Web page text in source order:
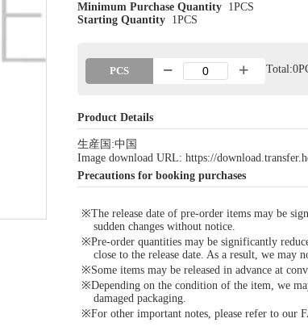
Minimum Purchase Quantity
1PCS
Starting Quantity
1PCS
PCS
Product Details
生産国:中国
Image download URL: https://
Precautions for booking purchases
※The release date of pre-order items may be
sudden changes without notice.
※Pre-order quantities may be significantly
close to the release date. As a result, we
※Some items may be released in advance at
※Depending on the condition of the item, we
damaged packaging.
※For other important notes, please refer to our